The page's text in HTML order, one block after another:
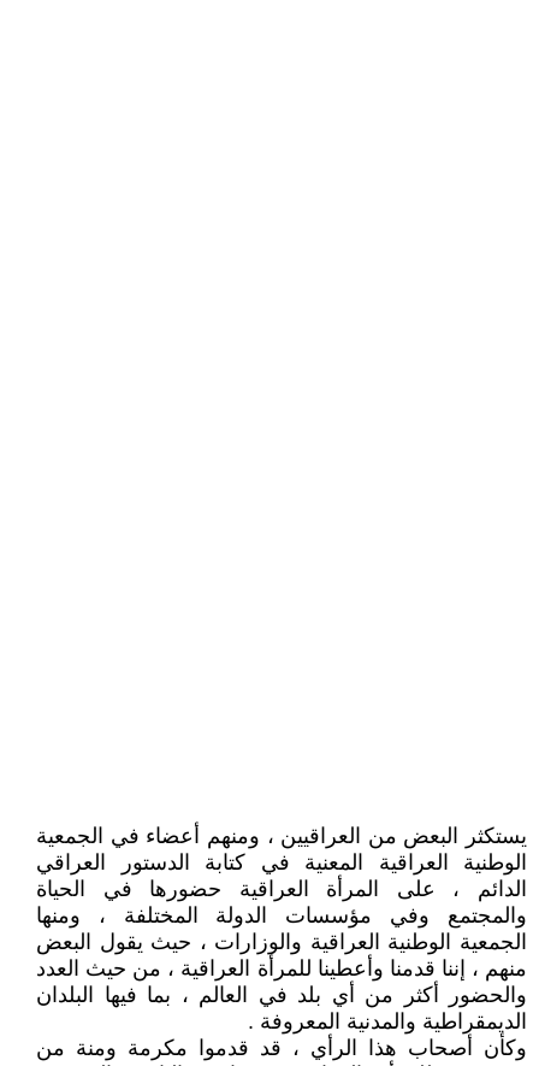
يستكثر البعض من العراقيين ، ومنهم أعضاء في الجمعية
الوطنية العراقية المعنية في كتابة الدستور العراقي
الدائم ، على المرأة العراقية حضورها في الحياة
والمجتمع وفي مؤسسات الدولة المختلفة ، ومنها
الجمعية الوطنية العراقية والوزارات ، حيث يقول البعض
منهم ، إننا قدمنا وأعطينا للمرأة العراقية ، من حيث العدد
والحضور أكثر من أي بلد في العالم ، بما فيها البلدان
الديمقراطية والمدنية المعروفة .
وكأن أصحاب هذا الرأي ، قد قدموا مكرمة ومنة من